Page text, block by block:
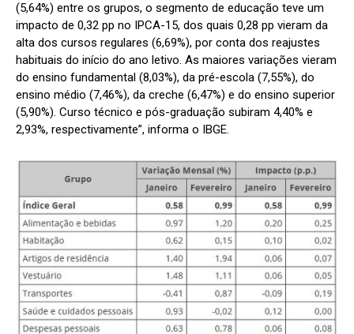
(5,64%) entre os grupos, o segmento de educação teve um
impacto de 0,32 pp no IPCA-15, dos quais 0,28 pp vieram da
alta dos cursos regulares (6,69%), por conta dos reajustes
habituais do início do ano letivo. As maiores variações vieram
do ensino fundamental (8,03%), da pré-escola (7,55%), do
ensino médio (7,46%), da creche (6,47%) e do ensino superior
(5,90%). Curso técnico e pós-graduação subiram 4,40% e
2,93%, respectivamente”, informa o IBGE.